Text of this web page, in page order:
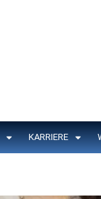
KARRIERE